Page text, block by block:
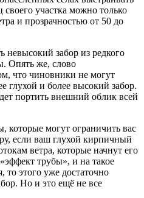
своего участка можно только
и прозрачностью от 50 до
невысокий забор из редкого
Опять же, слово
что чиновники не могут
глухой и более высокий забор.
портить внешний облик всей
которые могут ограничить вас
если ваш глухой кирпичный
ветра, которые начнут его
трубы», и на такое
то этого уже достаточно
Но и это ещё не все